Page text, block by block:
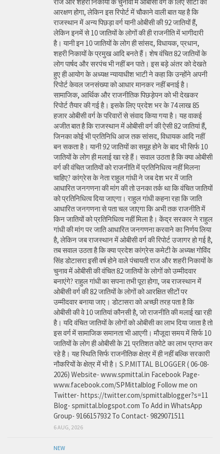
आरक्षण होगा, लेकिन इस रिपोर्ट में चौकाने वाली बात यह है कि
राजस्थान में अन्य पिछड़ा वर्ग यानी ओबीसी की 92 जातियों हैं,
लेकिन इनमें से 10 जातियों के लोगों की ही राजनीति में भागीदारी
है। यानी इन 10 जातियों के लोग ही सांसद, विधायक, प्रधान,
शहरी निकायों के प्रमुख आदि बनते हैं। शेष वंचित 82 जातियों के
लोग पार्षद और सरपंच भी नहीं बन पाते। इस बड़े अंतर को देखते
हुए ही आयोग के अध्यक्ष न्यायाधीश भाटी ने कहा कि उन्होंने अपनी
रिपोर्ट केवल जनसंख्या को आधार मानकर नहीं बनाई है।
सामाजिक, आर्थिक और राजनीतिक पिछड़ेपन को भी देखकर
रिपोर्ट तैयार की गई है। इसके लिए प्रदेश भर के 74 लाख 85
हजार ओबीसी वर्ग के परिवारों से संवाद किया गया है। यह वाकई
अजीत बात है कि राजस्थान में ओबीसी वर्ग की ऐसी 82 जातियां हैं,
जिनका कोई भी प्रतिनिधि आज तक सांसद, विधायक आदि नहीं
बन सकता है। यानी 92 जातियों का समूह होने के बाद भी सिर्फ 10
जातियों के लोग ही मलाई खा रहे हैं। सवाल उठता है कि क्या ओबीसी
वर्ग की वंचित जातियों को राजनीति में प्रतिनिधित्व नहीं मिलना
चाहिए? कांग्रेस के नेता राहुल गांधी ने जब देश भर में जाति
आधारित जनगणना की मांग की तो उनका तर्क था कि वंचित जातियों
को प्रतिनिधित्व दिया जाएगा। राहुल गांधी कहना रहा कि जाति
आधारित जनगणना से पता चल जाएगा कि अभी तक राजनीति में
किन जातियों को प्रतिनिधित्व नहीं मिला है। केंद्र सरकार ने राहुल
गांधी की मांग पर जाति आधारित जनगणना करवाने का निर्णय लिया
है, लेकिन जब राजस्थान में ओबीसी वर्ग की रिपोर्ट उजागर हो गई है,
तब सवाल उठता है कि क्या प्रदेश कांग्रेस कमेटी के अध्यक्ष गोविंद
सिंह डोटासरा इसी वर्ष होने वाले पंचायती राज और शहरी निकायों के
चुनाव में ओबीसी की वंचित 82 जातियों के लोगों को उम्मीदवार
बनाएंगे? राहुल गांधी का सपना तभी पूरा होगा, जब राजस्थान में
ओबीसी वर्ग की 82 जातियों के लोगों को आरक्षित सीटों पर
उम्मीदवार बनाया जाए। डोटासरा को अच्छी तरह पता है कि
ओबीसी की वे 10 जातियां कौनसी है, जो राजनीति की मलाई खा रही
है। यदि वंचित जातियों के लोगों को ओबीसी का लाभ दिया जाता है तो
इस वर्ग में सामाजिक समानता भी आएगी। मौजूदा समय में सिर्फ 10
जातियों के लोग ही ओबीसी के 21 प्रतिशत कोटे का लाभ प्राप्त कर
रहे है। यह स्थिति सिर्फ राजनीतिक क्षेत्र में ही नहीं बल्कि सरकारी
नौकरियों के क्षेत्र में भी है। S.P.MITTAL BLOGGER ( 06-08-
2026) Website- www.spmittal.in Facebook Page-
www.facebook.com/SPMittalblog Follow me on
Twitter- https://twitter.com/spmittalblogger?s=11
Blog- spmittal.blogspot.com To Add in WhatsApp
Group- 9166157932 To Contact- 9829071511
6 AUG, 2026
NEW